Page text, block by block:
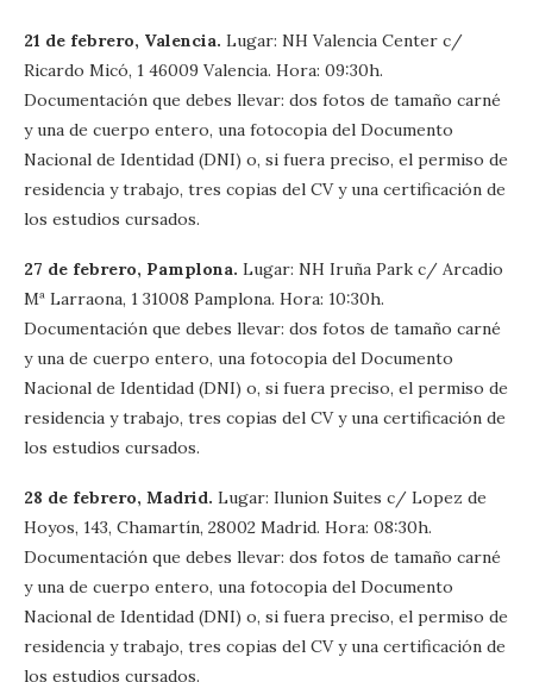
21 de febrero, Valencia. Lugar: NH Valencia Center c/
Ricardo Micó, 1 46009 Valencia. Hora: 09:30h.
Documentación que debes llevar: dos fotos de tamaño carné
y una de cuerpo entero, una fotocopia del Documento
Nacional de Identidad (DNI) o, si fuera preciso, el permiso de
residencia y trabajo, tres copias del CV y una certificación de
los estudios cursados.
27 de febrero, Pamplona. Lugar: NH Iruña Park c/ Arcadio
Mª Larraona, 1 31008 Pamplona. Hora: 10:30h.
Documentación que debes llevar: dos fotos de tamaño carné
y una de cuerpo entero, una fotocopia del Documento
Nacional de Identidad (DNI) o, si fuera preciso, el permiso de
residencia y trabajo, tres copias del CV y una certificación de
los estudios cursados.
28 de febrero, Madrid. Lugar: Ilunion Suites c/ Lopez de
Hoyos, 143, Chamartín, 28002 Madrid. Hora: 08:30h.
Documentación que debes llevar: dos fotos de tamaño carné
y una de cuerpo entero, una fotocopia del Documento
Nacional de Identidad (DNI) o, si fuera preciso, el permiso de
residencia y trabajo, tres copias del CV y una certificación de
los estudios cursados.